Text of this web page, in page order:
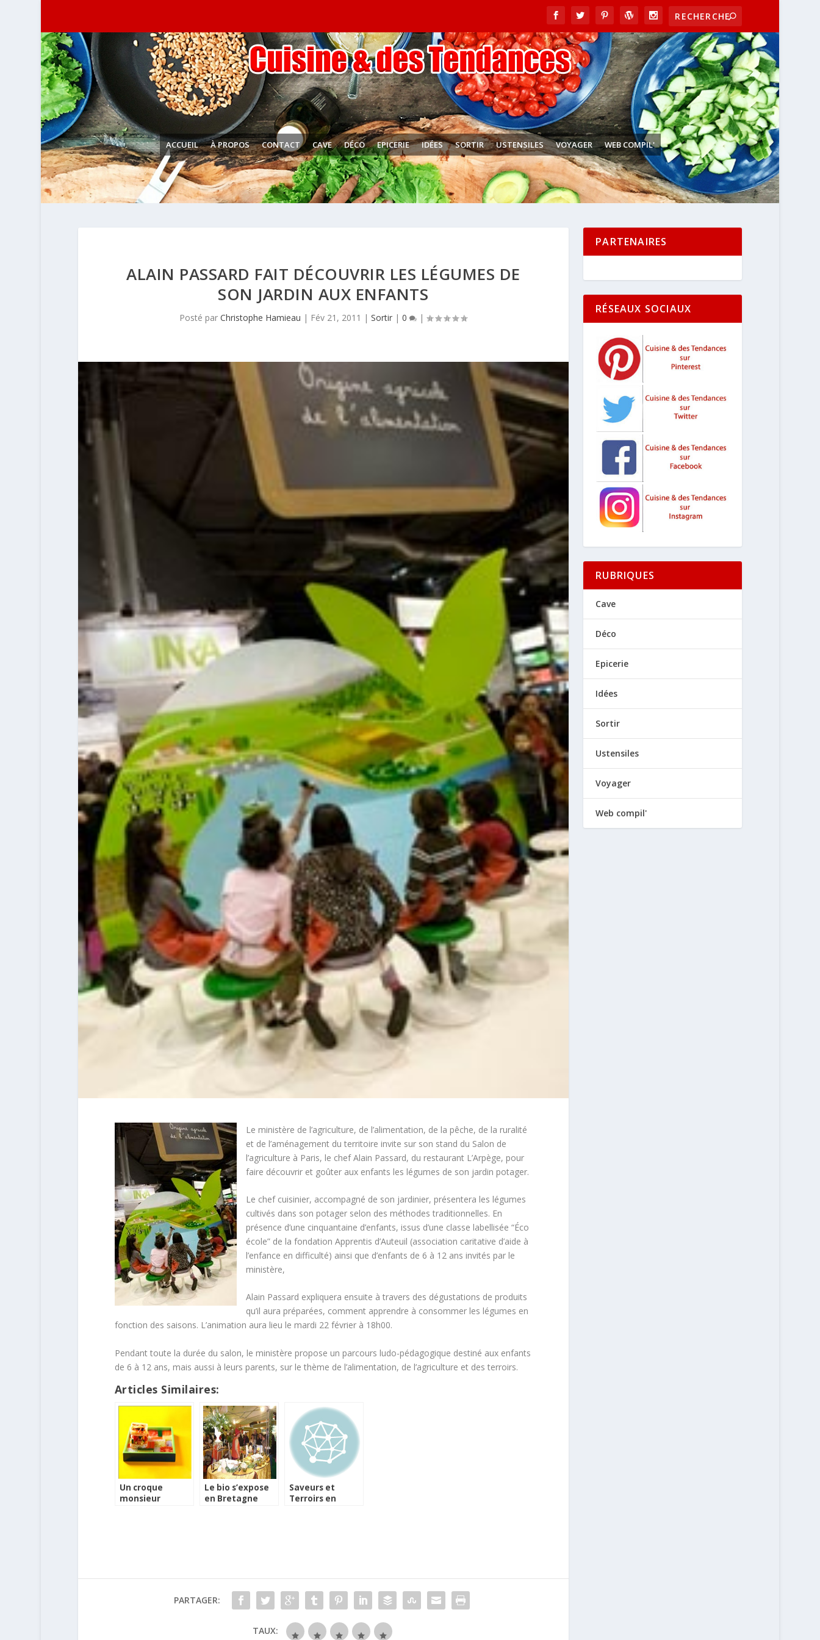
ACCUEIL À PROPOS CONTACT CAVE DÉCO EPICERIE IDÉES SORTIR USTENSILES VOYAGER WEB COMPIL'
ALAIN PASSARD FAIT DÉCOUVRIR LES LÉGUMES DE
SON JARDIN AUX ENFANTS
Posté parChristophe Hamieau | Fév 21, 2011 |Sortir |0 |
Le ministère de l’agriculture, de l’alimentation, de la pêche, de la ruralité
et de l’aménagement du territoire invite sur son stand du Salon de
l’agriculture à Paris, le chef Alain Passard, du restaurant L’Arpège, pour
faire découvrir et goûter aux enfants les légumes de son jardin potager.
Le chef cuisinier, accompagné de son jardinier, présentera les légumes
cultivés dans son potager selon des méthodes traditionnelles. En
présence d’une cinquantaine d’enfants, issus d’une classe labellisée “Éco
école” de la fondation Apprentis d’Auteuil (association caritative d’aide à
l’enfance en difficulté) ainsi que d’enfants de 6 à 12 ans invités par le
ministère,
Alain Passard expliquera ensuite à travers des dégustations de produits
qu’il aura préparées, comment apprendre à consommer les légumes en
fonction des saisons. L’animation aura lieu le mardi 22 février à 18h00.
Pendant toute la durée du salon, le ministère propose un parcours ludo-pédagogique destiné aux enfants
de 6 à 12 ans, mais aussi à leurs parents, sur le thème de l’alimentation, de l’agriculture et des terroirs.
Articles Similaires:
Un croque
monsieur
Le bio s’expose
en Bretagne
Saveurs et
Terroirs en
PARTAGER:
TAUX:
PARTENAIRES
RÉSEAUX SOCIAUX
RUBRIQUES
Cave
Déco
Epicerie
Idées
Sortir
Ustensiles
Voyager
Web compil'